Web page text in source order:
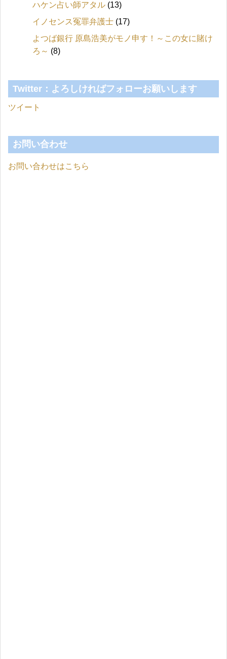
ハケン占い師アタル (13)
イノセンス冤罪弁護士 (17)
よつば銀行 原島浩美がモノ申す！～この女に賭け
ろ～ (8)
Twitter：よろしければフォローお願いします
ツイート
お問い合わせ
お問い合わせはこちら